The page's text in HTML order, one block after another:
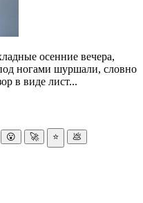
осенние вечера,
ногами шуршали, словно
в виде лист...
😮 🚀 ⭐ 💩